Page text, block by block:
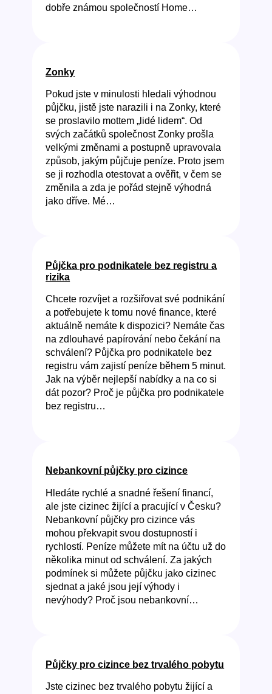
dobře známou společností Home…
Zonky
Pokud jste v minulosti hledali výhodnou
půjčku, jistě jste narazili i na Zonky, které
se proslavilo mottem „lidé lidem“. Od
svých začátků společnost Zonky prošla
velkými změnami a postupně upravovala
způsob, jakým půjčuje peníze. Proto jsem
se ji rozhodla otestovat a ověřit, v čem se
změnila a zda je pořád stejně výhodná
jako dříve. Mé…
Půjčka pro podnikatele bez registru a
rizika
Chcete rozvíjet a rozšiřovat své podnikání
a potřebujete k tomu nové finance, které
aktuálně nemáte k dispozici? Nemáte čas
na zdlouhavé papírování nebo čekání na
schválení? Půjčka pro podnikatele bez
registru vám zajistí peníze během 5 minut.
Jak na výběr nejlepší nabídky a na co si
dát pozor? Proč je půjčka pro podnikatele
bez registru…
Nebankovní půjčky pro cizince
Hledáte rychlé a snadné řešení financí,
ale jste cizinec žijící a pracující v Česku?
Nebankovní půjčky pro cizince vás
mohou překvapit svou dostupností i
rychlostí. Peníze můžete mít na účtu už do
několika minut od schválení. Za jakých
podmínek si můžete půjčku jako cizinec
sjednat a jaké jsou její výhody i
nevýhody? Proč jsou nebankovní…
Půjčky pro cizince bez trvalého pobytu
Jste cizinec bez trvalého pobytu žijící a